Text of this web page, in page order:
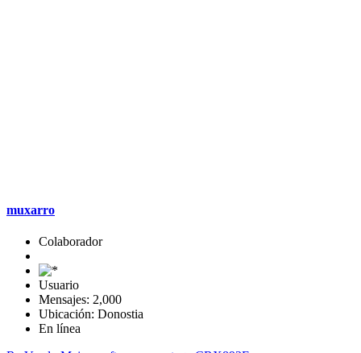
muxarro
Colaborador
Usuario
Mensajes: 2,000
Ubicación: Donostia
En línea